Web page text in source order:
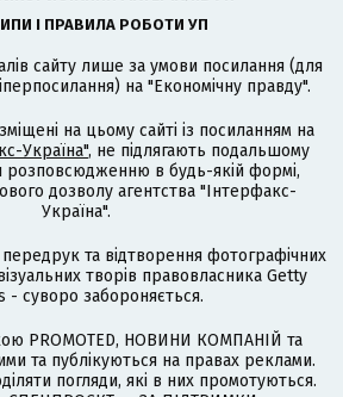
І ПРАВИЛА РОБОТИ УП
сайту лише за умови посилання (для
на "Економічну правду".
на цьому сайті із посиланням на
Україна", не підлягають подальшому
розповсюдженню в будь-якій формі,
дозволу агентства "Інтерфакс-
Україна".
та відтворення фотографічних
творів правовласника Getty
- суворо забороняється.
PROMOTED, НОВИНИ КОМПАНІЙ та
та публікуються на правах реклами.
погляди, які в них промотуються.